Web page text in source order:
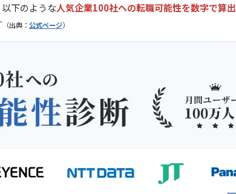
下のような人気企業100社への転職可能性を数字で算出
（出典： 公式ページ）